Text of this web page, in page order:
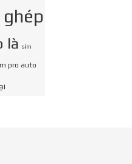
là sim
pro auto